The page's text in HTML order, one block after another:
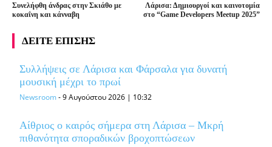
Συνελήφθη άνδρας στην Σκιάθο με
κοκαΐνη και κάνναβη
Λάρισα: Δημιουργοί και καινοτομία
στο “Game Developers Meetup 2025”
ΔΕΙΤΕ ΕΠΙΣΗΣ
Συλλήψεις σε Λάρισα και Φάρσαλα για δυνατή
μουσική μέχρι το πρωί
Newsroom-9 Αυγούστου 2026 | 10:32
Αίθριος ο καιρός σήμερα στη Λάρισα – Μκρή
πιθανότητα σποραδικών βροχοπτώσεων